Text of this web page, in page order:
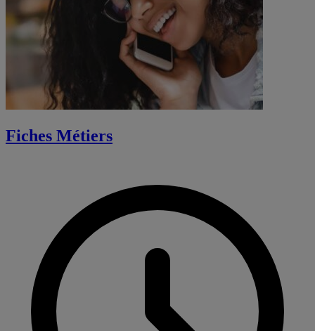
Fiches Métiers